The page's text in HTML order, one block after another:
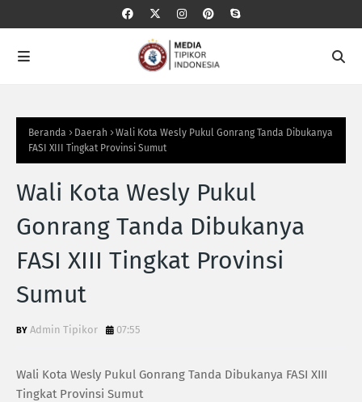
Beranda Daerah
Wali Kota Wesly Pukul Gonrang Tanda Dibukanya
FASI XIII Tingkat Provinsi Sumut
Wali Kota Wesly Pukul
Gonrang Tanda Dibukanya
FASI XIII Tingkat Provinsi
Sumut
Admin Tipikor 07:55
Wali Kota Wesly Pukul Gonrang Tanda Dibukanya FASI XIII
Tingkat Provinsi Sumut